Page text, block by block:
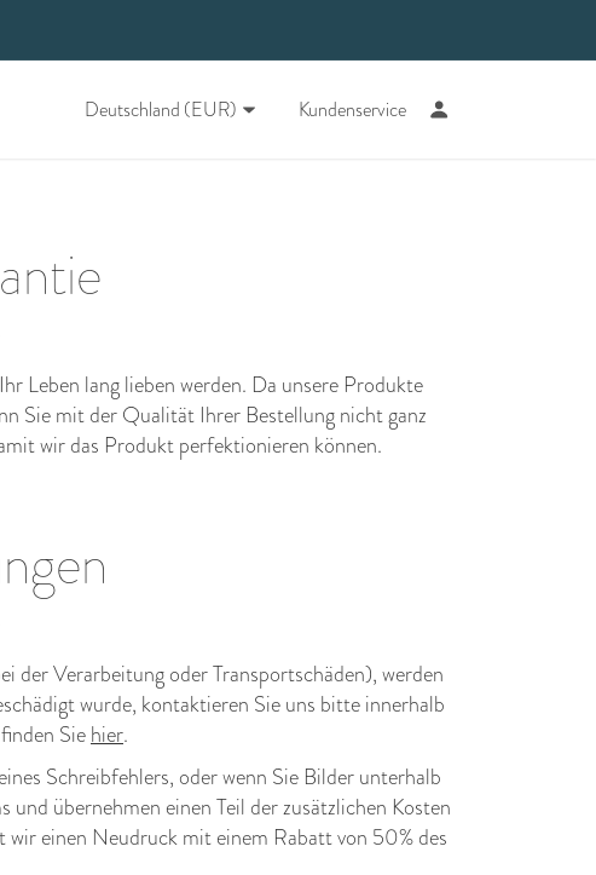
Deutschland (EUR) Kundenservice
Leben lang lieben werden. Da unsere Produkte
Sie mit der Qualität Ihrer Bestellung nicht ganz
wir das Produkt perfektionieren können.
der Verarbeitung oder Transportschäden), werden
wurde, kontaktieren Sie uns bitte innerhalb
Siehier.
Schreibfehlers, oder wenn Sie Bilder unterhalb
übernehmen einen Teil der zusätzlichen Kosten
einen Neudruck mit einem Rabatt von 50% des